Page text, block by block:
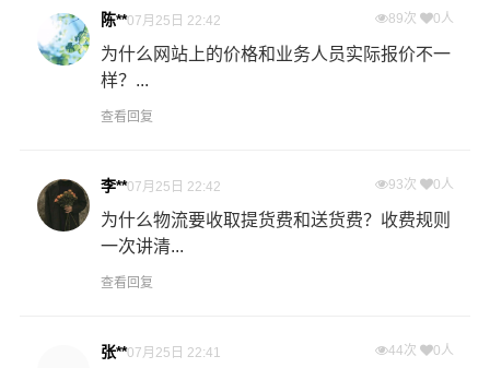
陈**07月25日 22:42 89次 0人
为什么网站上的价格和业务人员实际报价不一
样？...
查看回复
李**07月25日 22:42 93次 0人
为什么物流要收取提货费和送货费？收费规则
一次讲清...
查看回复
张**07月25日 22:41 44次 0人